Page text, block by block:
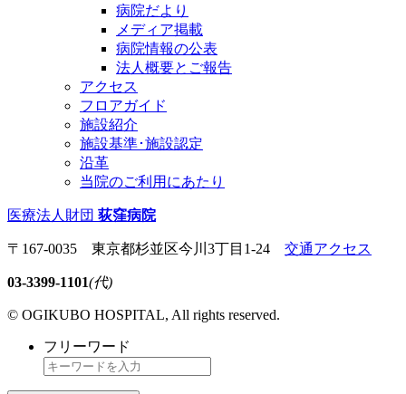
病院だより
メディア掲載
病院情報の公表
法人概要とご報告
アクセス
フロアガイド
施設紹介
施設基準･施設認定
沿革
当院のご利用にあたり
医療法人財団 荻窪病院
〒167-0035 東京都杉並区今川3丁目1-24 交通アクセス
03-3399-1101(代)
© OGIKUBO HOSPITAL, All rights reserved.
フリーワード